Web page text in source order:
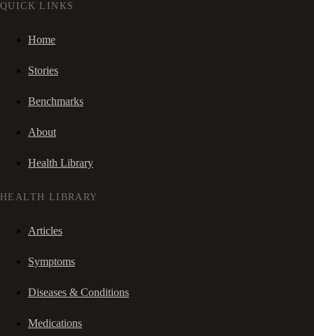
QUICK LINKS
Home
Stories
Benchmarks
About
Health Library
HEALTH LIBRARY
Articles
Symptoms
Diseases & Conditions
Medications